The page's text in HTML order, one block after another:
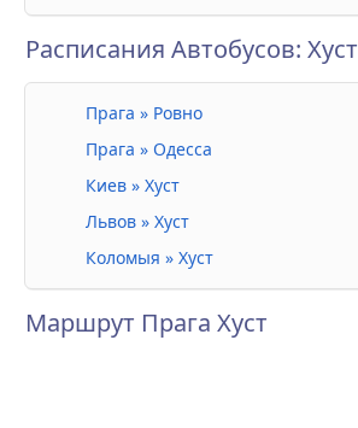
Расписания Автобусов: Хуст
Прага » Ровно
Прага » Одесса
Киев » Хуст
Львов » Хуст
Коломыя » Хуст
Маршрут Прага Хуст